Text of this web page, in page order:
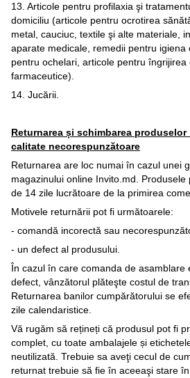
13. Articole pentru profilaxia şi
domiciliu (articole pentru ocrotirea
metal, cauciuc, textile şi alte materiale,
aparate medicale, remedii pentru igiena
pentru ochelari, articole pentru îngrijirea
farmaceutice).
14. Jucării.
Returnarea și schimbarea produselor
calitate necorespunzătoare
Returnarea are loc numai în cazul unei
magazinului online Invito.md.
de 14 zile lucrătoare de la primirea
Motivele returnării pot fi următoarele:
- comandă incorectă sau
- un defect al produsului.
În cazul în care comanda de asamblare
defect, vânzătorul plăteşte costul de
Returnarea banilor cumpărătorului se
zile calendaristice.
Vă rugăm să rețineți că produsul pot fi
complet, cu toate ambalajele și
neutilizată. Trebuie sa aveţi cecul de
returnat trebuie să fie în aceeaşi stare